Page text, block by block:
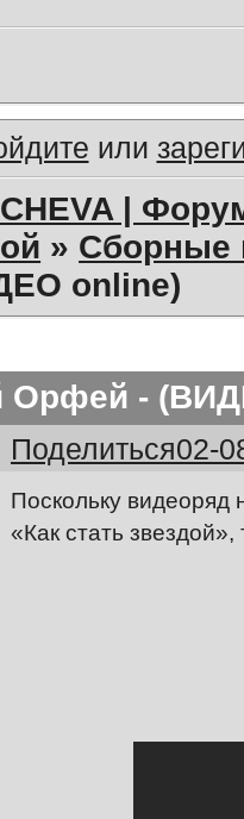
или
|
» Сборные
online)
Орфей -
Поделиться02-
Поскольку
«Как стать